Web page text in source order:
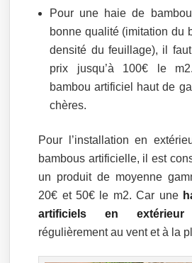
Pour une haie de
bonne qualité (imitation du
densité du feuillage), il
prix jusqu’à 100€ le
bambou artificiel haut de
chères.
Pour l’installation en
bambous artificielle, il est
un produit de moyenne
20€ et 50€ le m2. Car une
artificiels en extérieur
régulièrement au vent et à la